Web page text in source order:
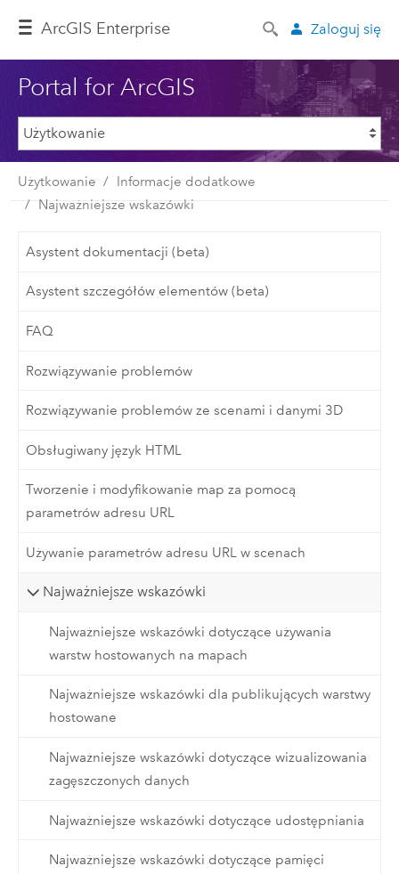
ArcGIS Enterprise Zaloguj się
Portal for ArcGIS
Użytkowanie
Informacje dodatkowe
Najważniejsze wskazówki
Asystent dokumentacji (beta)
Asystent szczegółów elementów (beta)
FAQ
Rozwiązywanie problemów
Rozwiązywanie problemów ze scenami i danymi 3D
Obsługiwany język HTML
Tworzenie i modyfikowanie map za pomocą
parametrów adresu URL
Używanie parametrów adresu URL w scenach
Najważniejsze wskazówki
Najważniejsze wskazówki dotyczące używania
warstw hostowanych na mapach
Najważniejsze wskazówki dla publikujących warstwy
hostowane‎
Najważniejsze wskazówki dotyczące wizualizowania
zagęszczonych danych
Najważniejsze wskazówki dotyczące udostępniania
Najważniejsze wskazówki dotyczące pamięci